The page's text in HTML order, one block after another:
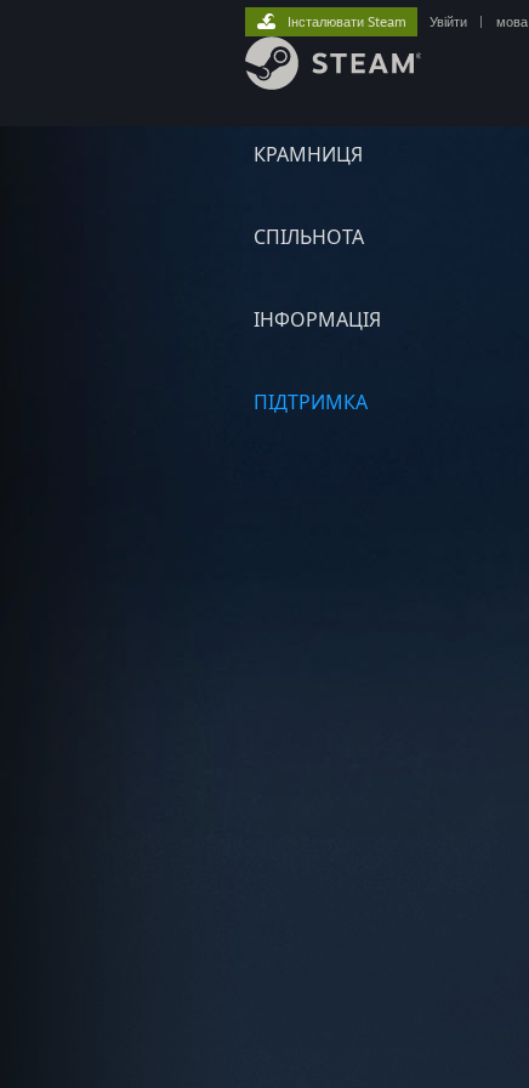
КРАМНИЦЯ
СПІЛЬНОТА
ІНФОРМАЦІЯ
ПІДТРИМКА
Інсталювати Steam Увійти мова